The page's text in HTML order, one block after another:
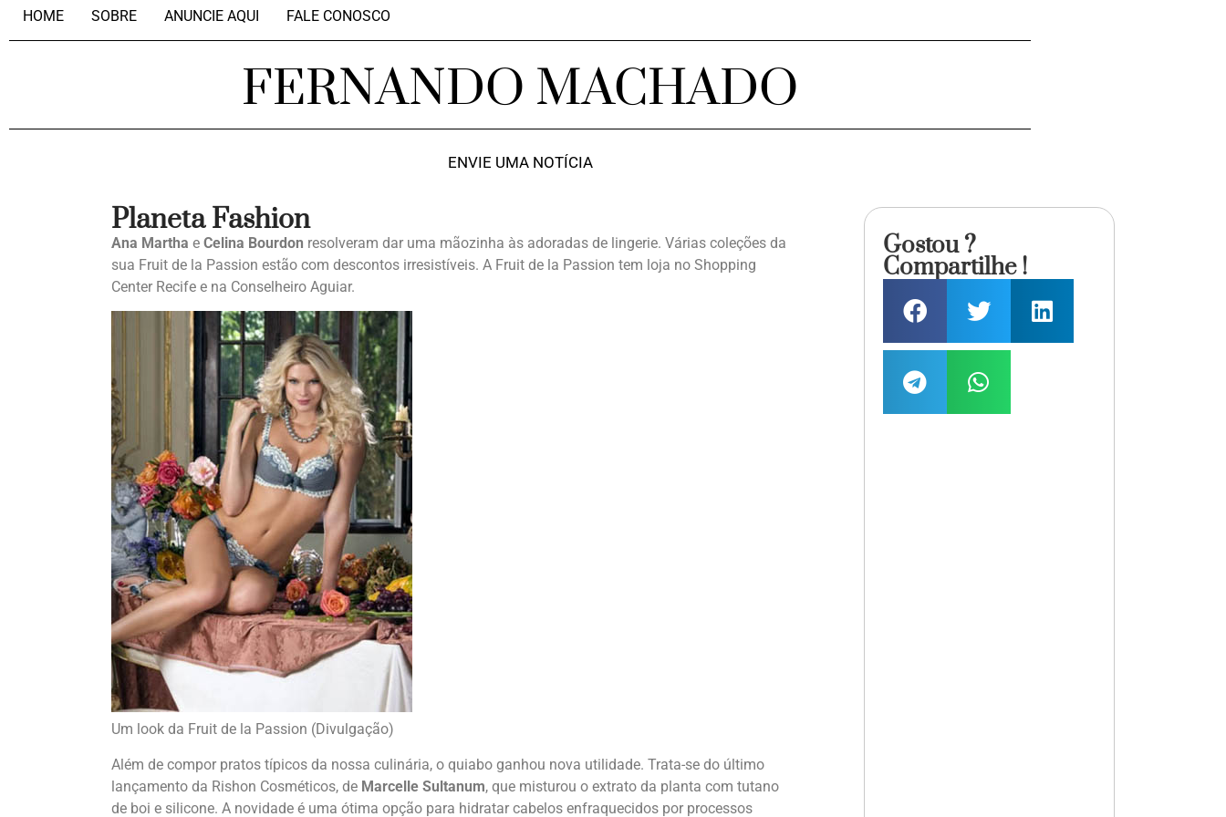
HOME SOBRE ANUNCIE AQUI FALE CONOSCO
FERNANDO MACHADO
ENVIE UMA NOTÍCIA
Planeta Fashion
Ana Martha e Celina Bourdon resolveram dar uma mãozinha às adoradas de lingerie. Várias coleções da
sua Fruit de la Passion estão com descontos irresistíveis. A Fruit de la Passion tem loja no Shopping
Center Recife e na Conselheiro Aguiar.
Um look da Fruit de la Passion (Divulgação)
Além de compor pratos típicos da nossa culinária, o quiabo ganhou nova utilidade. Trata-se do último
lançamento da Rishon Cosméticos, de Marcelle Sultanum, que misturou o extrato da planta com tutano
de boi e silicone. A novidade é uma ótima opção para hidratar cabelos enfraquecidos por processos
Gostou ?
Compartilhe !